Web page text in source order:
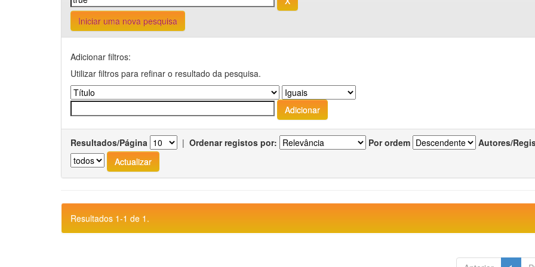
Iniciar uma nova pesquisa
Adicionar filtros:
Utilizar filtros para refinar o resultado da pesquisa.
Resultados/Página | Ordenar registos por: Por ordem Autores/
Resultados 1-1 de 1.